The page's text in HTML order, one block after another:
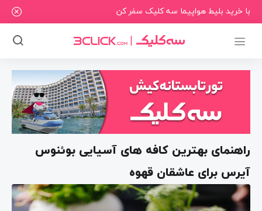
با خرید بلیط هواپیما سه کلیک سفر کن
راهنمای بهترین کافه های آسیایی بوئنوس
آیرس برای عاشقان قهوه